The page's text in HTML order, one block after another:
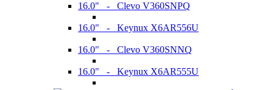
16.0" - Clevo V360SNPQ
16.0" - Keynux X6AR556U
16.0" - Clevo V360SNNQ
16.0" - Keynux X6AR555U